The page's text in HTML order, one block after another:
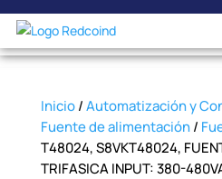
Inicio/Automatización y
Fuente de alimentación/
T48024, S8VKT48024,
TRIFASICA INPUT: 380-